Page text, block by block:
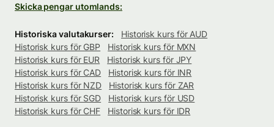
Skicka pengar utomlands:
Historiska valutakurser:
Historisk kurs för AUD
Historisk kurs för GBP
Historisk kurs för MXN
Historisk kurs för EUR
Historisk kurs för JPY
Historisk kurs för CAD
Historisk kurs för INR
Historisk kurs för NZD
Historisk kurs för ZAR
Historisk kurs för SGD
Historisk kurs för USD
Historisk kurs för CHF
Historisk kurs för IDR